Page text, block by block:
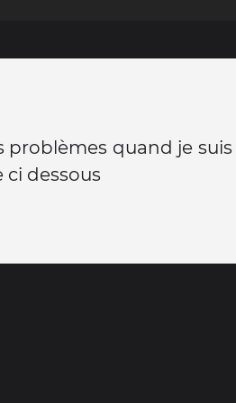
problèmes quand je
ci dessous